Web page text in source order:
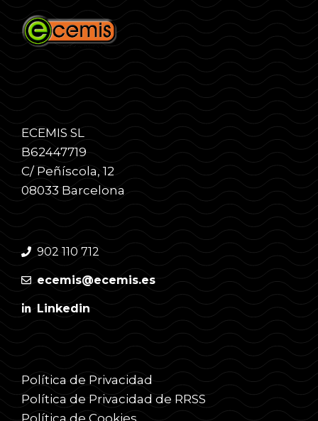
ECEMIS SL
B62447719
C/ Peñíscola, 12
08033 Barcelona
902 110 712
ecemis@ecemis.es
Linkedin
Política de Privacidad
Política de Privacidad de RRSS
Política de Cookies